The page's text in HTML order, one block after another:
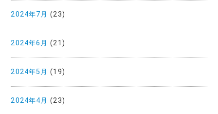
2024年7月 (23)
2024年6月 (21)
2024年5月 (19)
2024年4月 (23)